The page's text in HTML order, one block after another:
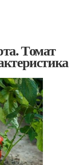
Томат